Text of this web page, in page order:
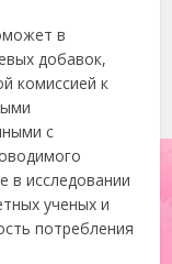
в
добавок,
комиссией к
с
в исследовании
ученых и
потребления